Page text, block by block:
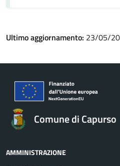
Ultimo aggiornamento: 23/05/
Comune di Capurso
AMMINISTRAZIONE